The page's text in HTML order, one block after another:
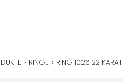
› RINGE › RING 1026 22 KARAT